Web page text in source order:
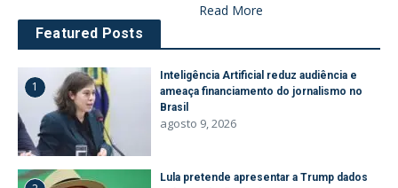
Read More
Featured Posts
1
Inteligência Artificial reduz audiência e
ameaça financiamento do jornalismo no
Brasil
agosto 9, 2026
Lula pretende apresentar a Trump dados